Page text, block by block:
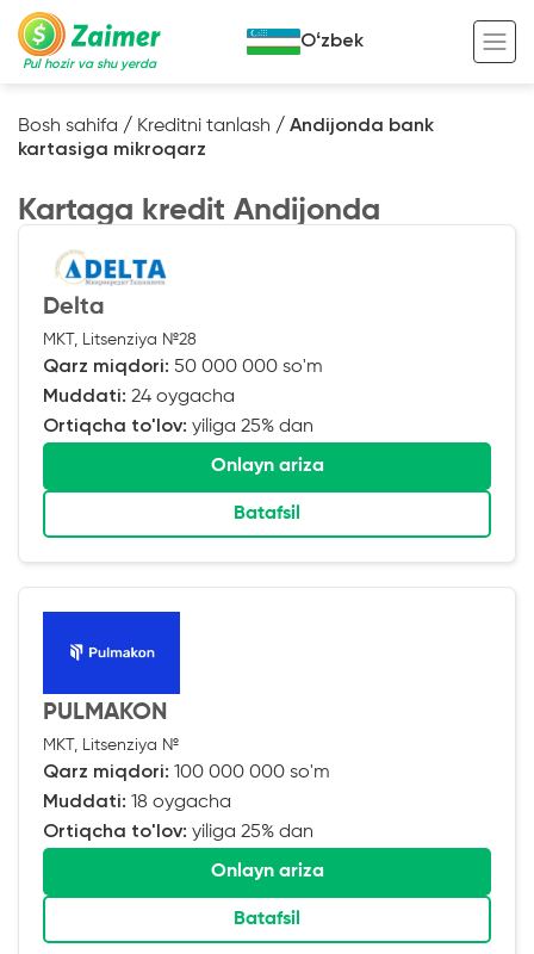
Pul hozir va shu yerda
Garov evaziga kredit
Avto garov evaziga kredit
Ko’chmas mulk garov evaziga kredit
Maxsus texnika garov evaziga kredit
Kredit onlayn
Tadbirkorlar uchun onlayn kredit
O‘zini o‘zi band qilganlar uchun onlayn
Foydali
Kreditingizning hayotiy tsikli
Kalkulyator
Oʻzbek
Bosh sahifa / Kreditni tanlash / Andijonda bank
kartasiga mikroqarz
Kartaga kredit Andijonda
Delta
MKT, Litsenziya №28
Qarz miqdori: 50 000 000 so'm
Muddati: 24 oygacha
Ortiqcha to'lov: yiliga 25% dan
Onlayn ariza
Batafsil
PULMAKON
MKT, Litsenziya №
Qarz miqdori: 100 000 000 so'm
Muddati: 18 oygacha
Ortiqcha to'lov: yiliga 25% dan
Onlayn ariza
Batafsil